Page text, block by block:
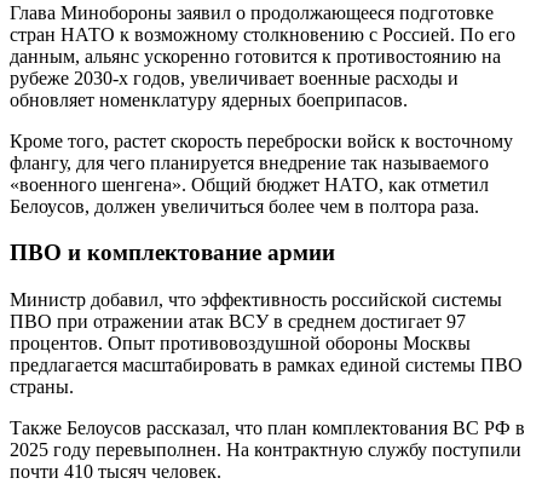
Глава Минобороны заявил о продолжающееся подготовке
стран НАТО к возможному столкновению с Россией. По его
данным, альянс ускоренно готовится к противостоянию на
рубеже 2030-х годов, увеличивает военные расходы и
обновляет номенклатуру ядерных боеприпасов.
Кроме того, растет скорость переброски войск к восточному
флангу, для чего планируется внедрение так называемого
«военного шенгена». Общий бюджет НАТО, как отметил
Белоусов, должен увеличиться более чем в полтора раза.
ПВО и комплектование армии
Министр добавил, что эффективность российской системы
ПВО при отражении атак ВСУ в среднем достигает 97
процентов. Опыт противовоздушной обороны Москвы
предлагается масштабировать в рамках единой системы ПВО
страны.
Также Белоусов рассказал, что план комплектования ВС РФ в
2025 году перевыполнен. На контрактную службу поступили
почти 410 тысяч человек.